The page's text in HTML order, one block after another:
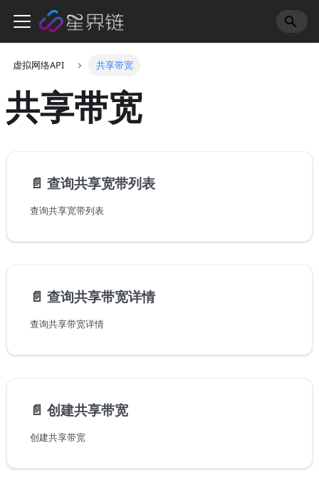
虚拟网络API 共享带宽
共享带宽
📄️ 查询共享宽带列表
查询共享宽带列表
📄️ 查询共享带宽详情
查询共享带宽详情
📄️ 创建共享带宽
创建共享带宽